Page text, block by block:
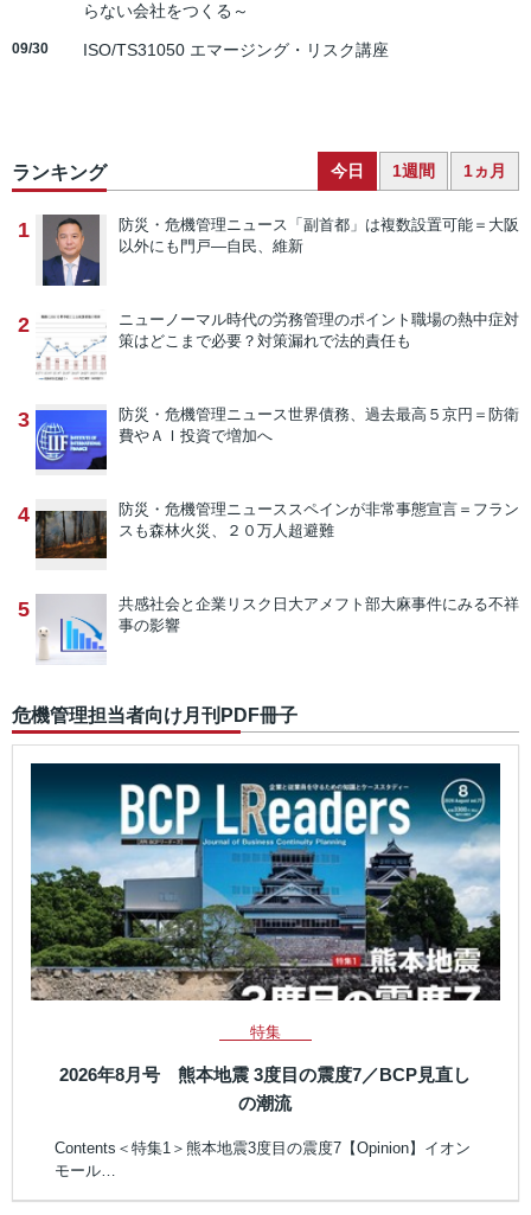
らない会社をつくる～
09/30 ISO/TS31050 エマージング・リスク講座
ランキング 今日 1週間 1ヵ月
1 防災・危機管理ニュース 「副首都」は複数設置可能＝大阪
以外にも門戸―自民、維新
2 ニューノーマル時代の労務管理のポイント 職場の熱中症対
策はどこまで必要？対策漏れで法的責任も
3 防災・危機管理ニュース世界債務、過去最高５京円＝防衛
費やＡＩ投資で増加へ
4 防災・危機管理ニューススペインが非常事態宣言＝フラン
スも森林火災、２０万人超避難
5 共感社会と企業リスク 日大アメフト部大麻事件にみる不祥
事の影響
危機管理担当者向け月刊PDF冊子
特集
2026年8月号 熊本地震 3度目の震度7／BCP見直し
の潮流
Contents＜特集1＞熊本地震3度目の震度7【Opinion】イオン
モール…